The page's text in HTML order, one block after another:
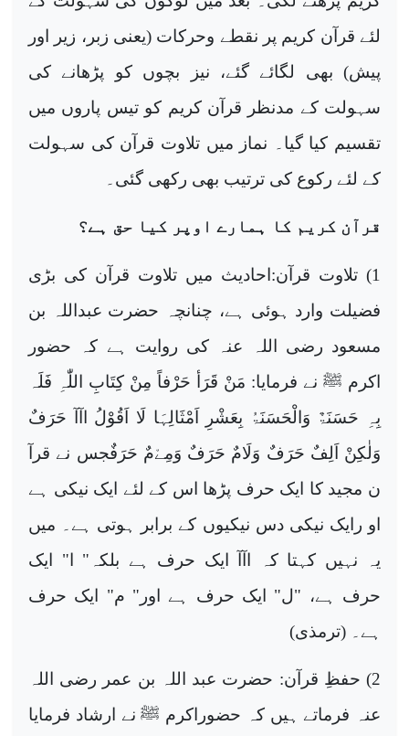
لئے قرآن کریم پر نقطے وحرکات (یعنی زبر، زیر اور
پیش) بھی لگائے گئے، نیز بچوں کو پڑھانے کی
سہولت کے مدنظر قرآن کریم کو تیس پاروں میں
تقسیم کیا گیا۔ نماز میں تلاوت قرآن کی سہولت
کے لئے رکوع کی ترتیب بھی رکھی گئی۔
قرآن کریم کا ہمارے اوپر کیا حق ہے؟
1)
تلاوت قرآن:احادیث میں تلاوت قرآن کی بڑی
فضیلت وارد ہوئی ہے، چنانچہ حضرت عبداللہ بن
مسعود رضی اللہ عنہ کی روایت ہے کہ حضور
اکرم ﷺ نے فرمایا: مَنْ قَرَأ حَرْفاً مِنْ کِتَابِ اللّٰہِ فَلَہ
بِہِ حَسَنَۃٌ وَالْحَسَنَۃُ بِعَشْرِ اَمْثَالِہَا لَا اَقُوْلُ اآآ حَرَفٌ
وَلٰکِنْ اَلِفٌ حَرَفٌ وَلَامٌ حَرَفٌ وَمِےْمٌ حَرَفٌجس نے قرآ
ن مجید کا ایک حرف پڑھا اس کے لئے ایک نیکی ہے
او رایک نیکی دس نیکیوں کے برابر ہوتی ہے۔ میں
یہ نہیں کہتا کہ اآآ ایک حرف ہے بلکہ" ا" ایک
حرف ہے، "ل" ایک حرف ہے اور" م" ایک حرف
ہے۔ (ترمذی)
2)
حفظِ قرآن: حضرت عبد اللہ بن عمر رضی اللہ
عنہ فرماتے ہیں کہ حضوراکرم ﷺ نے ارشاد فرمایا